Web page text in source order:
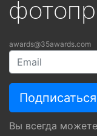
awards@35awards.com
Вы всегда